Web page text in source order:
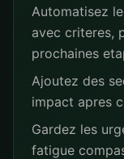
Automatisez
avec criteres,
prochaines
Ajoutez des
impact apres
Gardez les
fatigue